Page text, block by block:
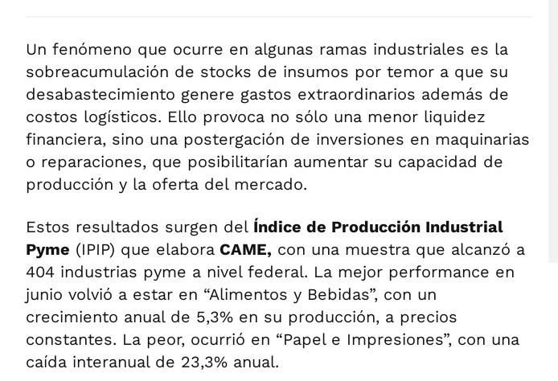
Un fenómeno que ocurre en algunas ramas industriales es la
sobreacumulación de stocks de insumos por temor a que su
desabastecimiento genere gastos extraordinarios además de
costos logísticos. Ello provoca no sólo una menor liquidez
financiera, sino una postergación de inversiones en maquinarias
o reparaciones, que posibilitarían aumentar su capacidad de
producción y la oferta del mercado.
Estos resultados surgen del Índice de Producción Industrial
Pyme (IPIP) que elabora CAME, con una muestra que alcanzó a
404 industrias pyme a nivel federal. La mejor performance en
junio volvió a estar en “Alimentos y Bebidas”, con un
crecimiento anual de 5,3% en su producción, a precios
constantes. La peor, ocurrió en “Papel e Impresiones”, con una
caída interanual de 23,3% anual.